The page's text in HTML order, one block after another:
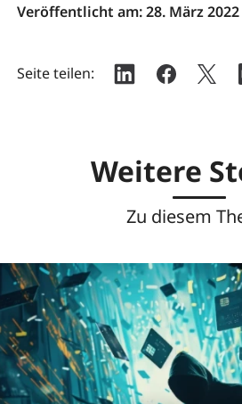
Veröffentlicht am:28. März 2022
Seite teilen:
Weitere
Zu diesem